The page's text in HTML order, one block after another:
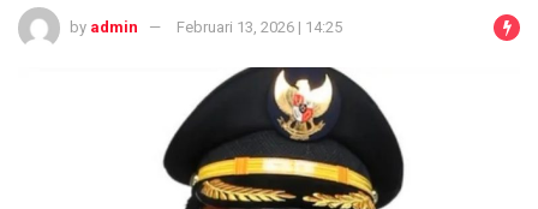
by admin Februari 13, 2026 | 14:25